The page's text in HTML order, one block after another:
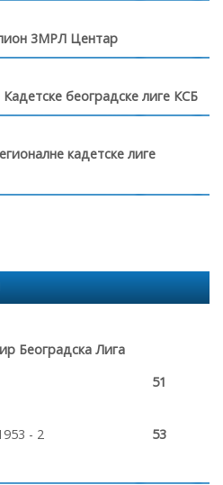
3МРЛ Центар
београдске лиге КСБ
кадетске лиге
Београдска Лига
51
- 2 53